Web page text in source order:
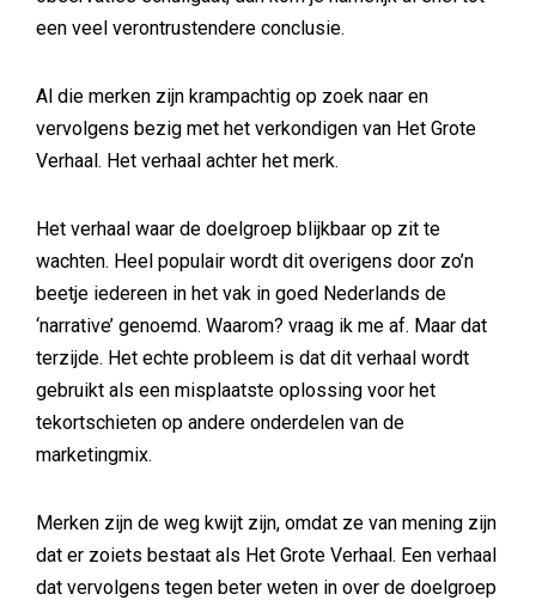
een veel verontrustendere conclusie.
Al die merken zijn krampachtig op zoek naar en
vervolgens bezig met het verkondigen van Het Grote
Verhaal. Het verhaal achter het merk.
Het verhaal waar de doelgroep blijkbaar op zit te
wachten. Heel populair wordt dit overigens door zo’n
beetje iedereen in het vak in goed Nederlands de
‘narrative’ genoemd. Waarom? vraag ik me af. Maar dat
terzijde. Het echte probleem is dat dit verhaal wordt
gebruikt als een misplaatste oplossing voor het
tekortschieten op andere onderdelen van de
marketingmix.
Merken zijn de weg kwijt zijn, omdat ze van mening zijn
dat er zoiets bestaat als Het Grote Verhaal. Een verhaal
dat vervolgens tegen beter weten in over de doelgroep